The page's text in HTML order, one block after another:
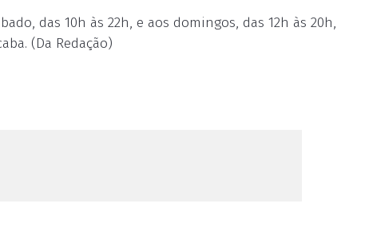
das 10h às 22h, e aos domingos, das 12h às 20h,
(Da Redação)